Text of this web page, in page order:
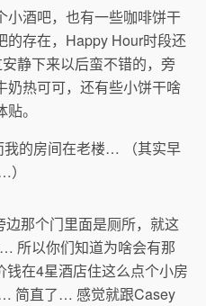
小酒吧，也有一些咖啡饼干
的存在，Happy Hour时段还
静下来以后蛮不错的，旁
奶热可可，还有些小饼干啥
。
的房间在老楼… （其实早
那个门里面是厕所，就这
所以你们知道为啥会有那
在4星酒店住这么点个小房
简直了… 感觉就跟Casey